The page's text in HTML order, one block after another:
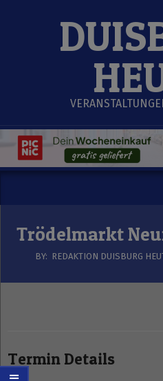
MenuTrödelmarkt
BY: REDAKTION DUISBURG
Termin Details